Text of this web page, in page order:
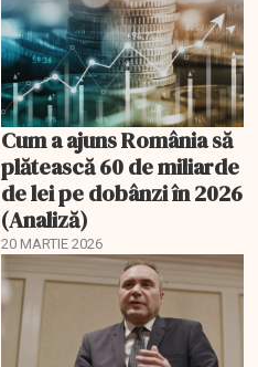
Cum a ajuns România să
plătească 60 de miliarde
de lei pe dobânzi în 2026
(Analiză)
20 MARTIE 2026